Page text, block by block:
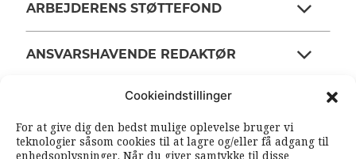
Cookieindstillinger
For at give dig den bedst mulige oplevelse bruger vi
teknologier såsom cookies til at lagre og/eller få adgang til
enhedsoplysninger. Når du giver samtykke til disse
ARBEJDERENS STØTTEFOND
ANSVARSHAVENDE REDAKTØR